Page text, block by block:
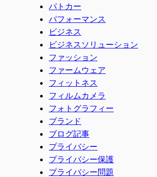
パトカー
パフォーマンス
ビジネス
ビジネスソリューション
ファッション
ファームウェア
フィットネス
フィルムカメラ
フォトグラフィー
ブランド
ブログ記事
プライバシー
プライバシー保護
プライバシー問題